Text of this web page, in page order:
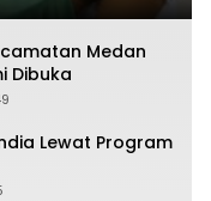
Medan
Dibuka
Lewat Program